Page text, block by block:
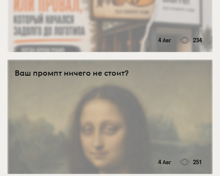
4 Авг 234
Ваш промпт ничего не стоит?
4 Авг 251